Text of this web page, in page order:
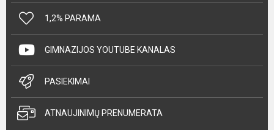
1,2% PARAMA
GIMNAZIJOS YOUTUBE KANALAS
PASIEKIMAI
ATNAUJINIMŲ PRENUMERATA